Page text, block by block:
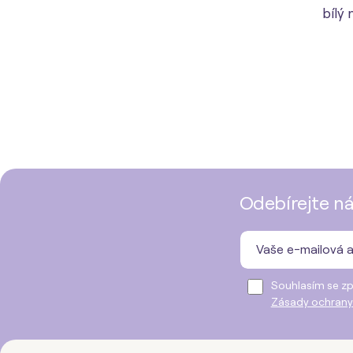
bílý
Odebírejte
Souhlasím se
Zásady